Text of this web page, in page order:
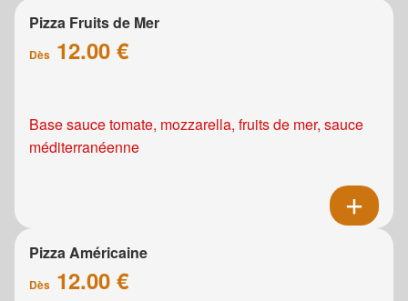
Pizza Fruits de Mer
Dès 12.00 €
Base sauce tomate, mozzarella, fruits de mer, sauce
méditerranéenne
Pizza Américaine
Dès 12.00 €